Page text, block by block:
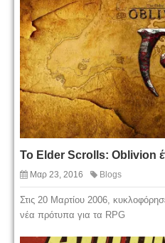
Το Elder Scrolls: Oblivion
Μαρ 23, 2016 Blogs
Στις 20 Μαρτίου 2006,
νέα πρότυπα για τα RPG